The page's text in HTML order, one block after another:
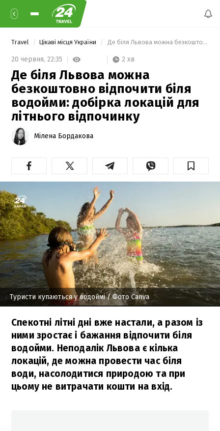
Travel Цікаві місця України Де біля Львова можна безкоштовно відпочити біля водойми: добірка локацій для літнього відпочинку
20 червня, 22:35 2 хв
Де біля Львова можна
безкоштовно відпочити біля
водойми: добірка локацій для
літнього відпочинку
Мілена Бордакова
Туристи купаються у водоймі/ Фото Canva
Спекотні літні дні вже настали, а разом із
ними зростає і бажання відпочити біля
водойми. Неподалік Львова є кілька
локацій, де можна провести час біля
води, насолодитися природою та при
цьому не витрачати кошти на вхід.